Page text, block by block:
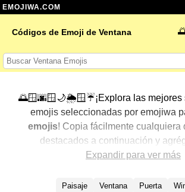
EMOJIWA.COM
Códigos de Emoji de Ventana
🌅🪟🌆🪟🌙🌦️🪟☔¡Explora las mejores
emojis seleccionadas por emojiwa
emojis! Copia fácilmente cualquiera
destacados a continuación y
conversaciones para un toque
mostrando primero los más populares.
Expandir para ver más
Paisaje Ventana Puerta